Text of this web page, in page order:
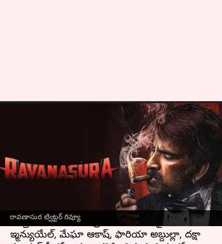
రావణాసుర ట్విట్టర్ రివ్యూ
రావణాసుర ట్విట్టర్ రివ్యూ: సోషల్
మీడియా వేదికగా నెటిజన్ల రియాక్షన్
వ్రాసిన వారు Sriram Pranateja Apr 07, 2023 10:31 am
ధమాకా, వాల్తేరు వీరయ్య వంటి బ్లాక్ బస్టర్ల తర్వాత
వచ్చినరావణాసురచిత్రం ఈ రోజు రిలీజైంది. అనూ
ఇమ్మాన్యుయేల్, మేఘా ఆకాష్, ఫారియా అబ్దుల్లా, దక్షా